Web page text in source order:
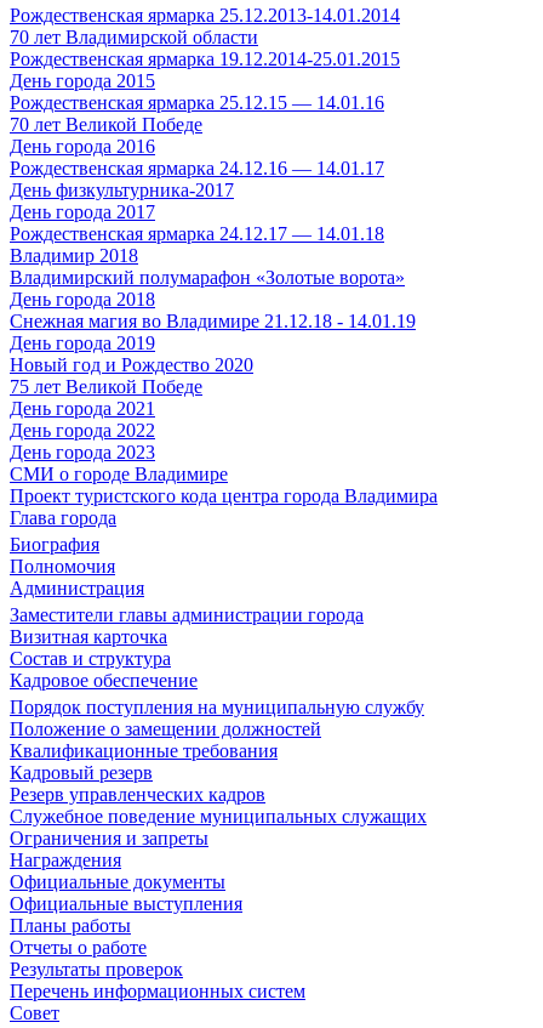
Рождественская ярмарка 25.12.2013-14.01.2014
70 лет Владимирской области
Рождественская ярмарка 19.12.2014-25.01.2015
День города 2015
Рождественская ярмарка 25.12.15 — 14.01.16
70 лет Великой Победе
День города 2016
Рождественская ярмарка 24.12.16 — 14.01.17
День физкультурника-2017
День города 2017
Рождественская ярмарка 24.12.17 — 14.01.18
Владимир 2018
Владимирский полумарафон «Золотые ворота»
День города 2018
Снежная магия во Владимире 21.12.18 - 14.01.19
День города 2019
Новый год и Рождество 2020
75 лет Великой Победе
День города 2021
День города 2022
День города 2023
СМИ о городе Владимире
Проект туристского кода центра города Владимира
Глава города
Биография
Полномочия
Администрация
Заместители главы администрации города
Визитная карточка
Состав и структура
Кадровое обеспечение
Порядок поступления на муниципальную службу
Положение о замещении должностей
Квалификационные требования
Кадровый резерв
Резерв управленческих кадров
Служебное поведение муниципальных служащих
Ограничения и запреты
Награждения
Официальные документы
Официальные выступления
Планы работы
Отчеты о работе
Результаты проверок
Перечень информационных систем
Совет